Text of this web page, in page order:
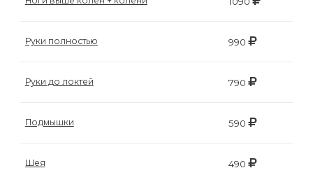
Руки полностью 990
Руки до локтей 790
Подмышки 590
Шея 490